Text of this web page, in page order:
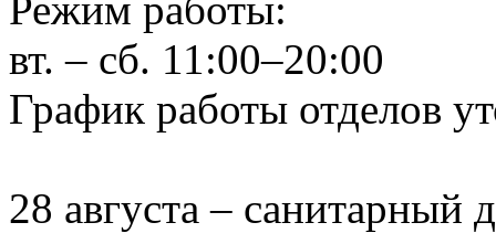
вт. – сб. 11:00–20:00
График работы отделов
28 августа – санитарный